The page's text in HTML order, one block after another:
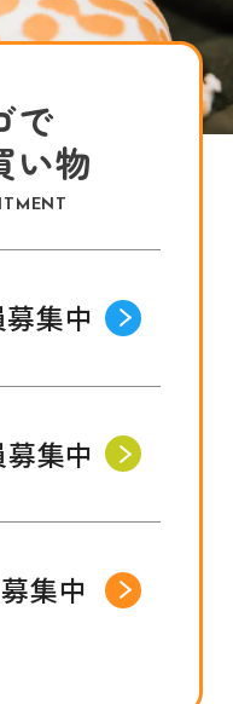
で
い物
募集中
募集中
集中